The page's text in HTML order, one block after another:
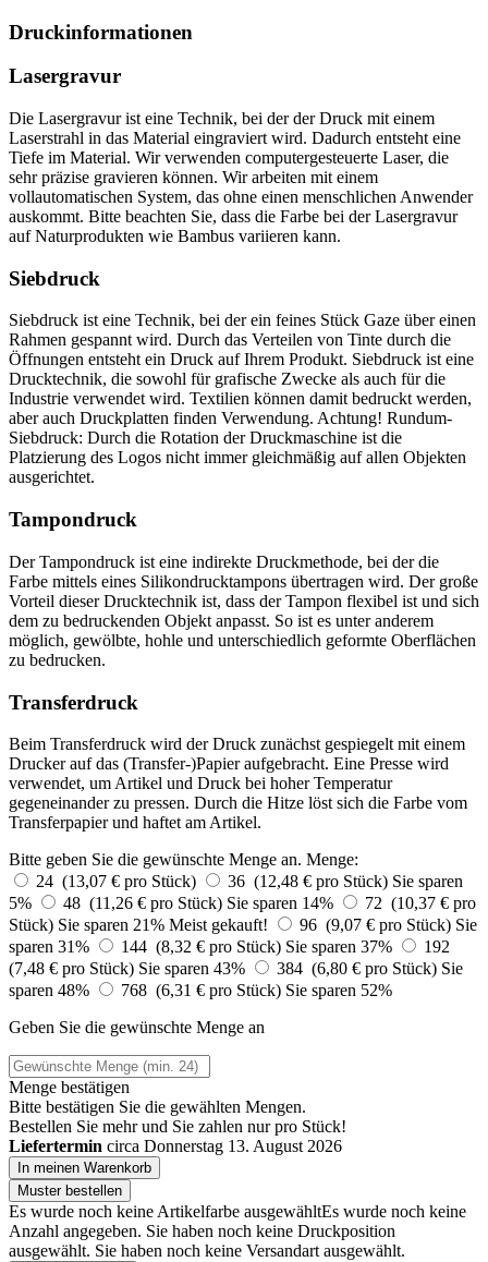
Druckinformationen
Lasergravur
Die Lasergravur ist eine Technik, bei der der Druck mit einem
Laserstrahl in das Material eingraviert wird. Dadurch entsteht eine
Tiefe im Material. Wir verwenden computergesteuerte Laser, die
sehr präzise gravieren können. Wir arbeiten mit einem
vollautomatischen System, das ohne einen menschlichen Anwender
auskommt. Bitte beachten Sie, dass die Farbe bei der Lasergravur
auf Naturprodukten wie Bambus variieren kann.
Siebdruck
Siebdruck ist eine Technik, bei der ein feines Stück Gaze über einen
Rahmen gespannt wird. Durch das Verteilen von Tinte durch die
Öffnungen entsteht ein Druck auf Ihrem Produkt. Siebdruck ist eine
Drucktechnik, die sowohl für grafische Zwecke als auch für die
Industrie verwendet wird. Textilien können damit bedruckt werden,
aber auch Druckplatten finden Verwendung. Achtung! Rundum-
Siebdruck: Durch die Rotation der Druckmaschine ist die
Platzierung des Logos nicht immer gleichmäßig auf allen Objekten
ausgerichtet.
Tampondruck
Der Tampondruck ist eine indirekte Druckmethode, bei der die
Farbe mittels eines Silikondrucktampons übertragen wird. Der große
Vorteil dieser Drucktechnik ist, dass der Tampon flexibel ist und sich
dem zu bedruckenden Objekt anpasst. So ist es unter anderem
möglich, gewölbte, hohle und unterschiedlich geformte Oberflächen
zu bedrucken.
Transferdruck
Beim Transferdruck wird der Druck zunächst gespiegelt mit einem
Drucker auf das (Transfer-)Papier aufgebracht. Eine Presse wird
verwendet, um Artikel und Druck bei hoher Temperatur
gegeneinander zu pressen. Durch die Hitze löst sich die Farbe vom
Transferpapier und haftet am Artikel.
Bitte geben Sie die gewünschte Menge an. Menge:
24 (13,07 € pro Stück)
36 (12,48 € pro Stück) Sie sparen
5%
48 (11,26 € pro Stück) Sie sparen 14%
72 (10,37 € pro
Stück) Sie sparen 21% Meist gekauft! 96 (9,07 € pro Stück) Sie
sparen 31%
144 (8,32 € pro Stück) Sie sparen 37%
192
(7,48 € pro Stück) Sie sparen 43% 384 (6,80 € pro Stück) Sie
sparen 48%
768 (6,31 € pro Stück) Sie sparen 52%
Geben Sie die gewünschte Menge an
Menge bestätigen
Bitte bestätigen Sie die gewählten Mengen.
Bestellen Sie mehr und Sie zahlen nurpro Stück!
Liefertermin circa Donnerstag 13. August 2026
In meinen Warenkorb
Muster bestellen
Es wurde noch keine Artikelfarbe ausgewähltEs wurde noch keine
Anzahl angegeben. Sie haben noch keine Druckposition
ausgewählt. Sie haben noch keine Versandart ausgewählt.